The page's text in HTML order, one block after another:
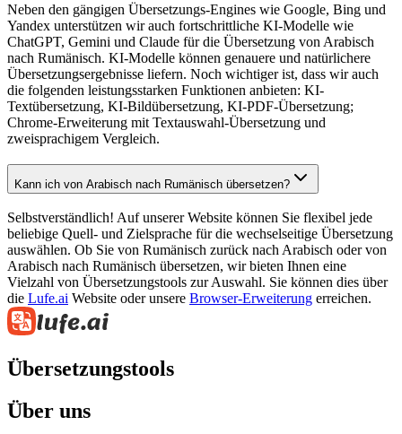
Neben den gängigen Übersetzungs-Engines wie Google, Bing und
Yandex unterstützen wir auch fortschrittliche KI-Modelle wie
ChatGPT, Gemini und Claude für die Übersetzung von Arabisch
nach Rumänisch. KI-Modelle können genauere und natürlichere
Übersetzungsergebnisse liefern. Noch wichtiger ist, dass wir auch
die folgenden leistungsstarken Funktionen anbieten: KI-
Textübersetzung, KI-Bildübersetzung, KI-PDF-Übersetzung;
Chrome-Erweiterung mit Textauswahl-Übersetzung und
zweisprachigem Vergleich.
Kann ich von Arabisch nach Rumänisch übersetzen?
Selbstverständlich! Auf unserer Website können Sie flexibel jede
beliebige Quell- und Zielsprache für die wechselseitige Übersetzung
auswählen. Ob Sie von Rumänisch zurück nach Arabisch oder von
Arabisch nach Rumänisch übersetzen, wir bieten Ihnen eine
Vielzahl von Übersetzungstools zur Auswahl. Sie können dies über
die Lufe.ai Website oder unsere Browser-Erweiterung erreichen.
Übersetzungstools
Über uns